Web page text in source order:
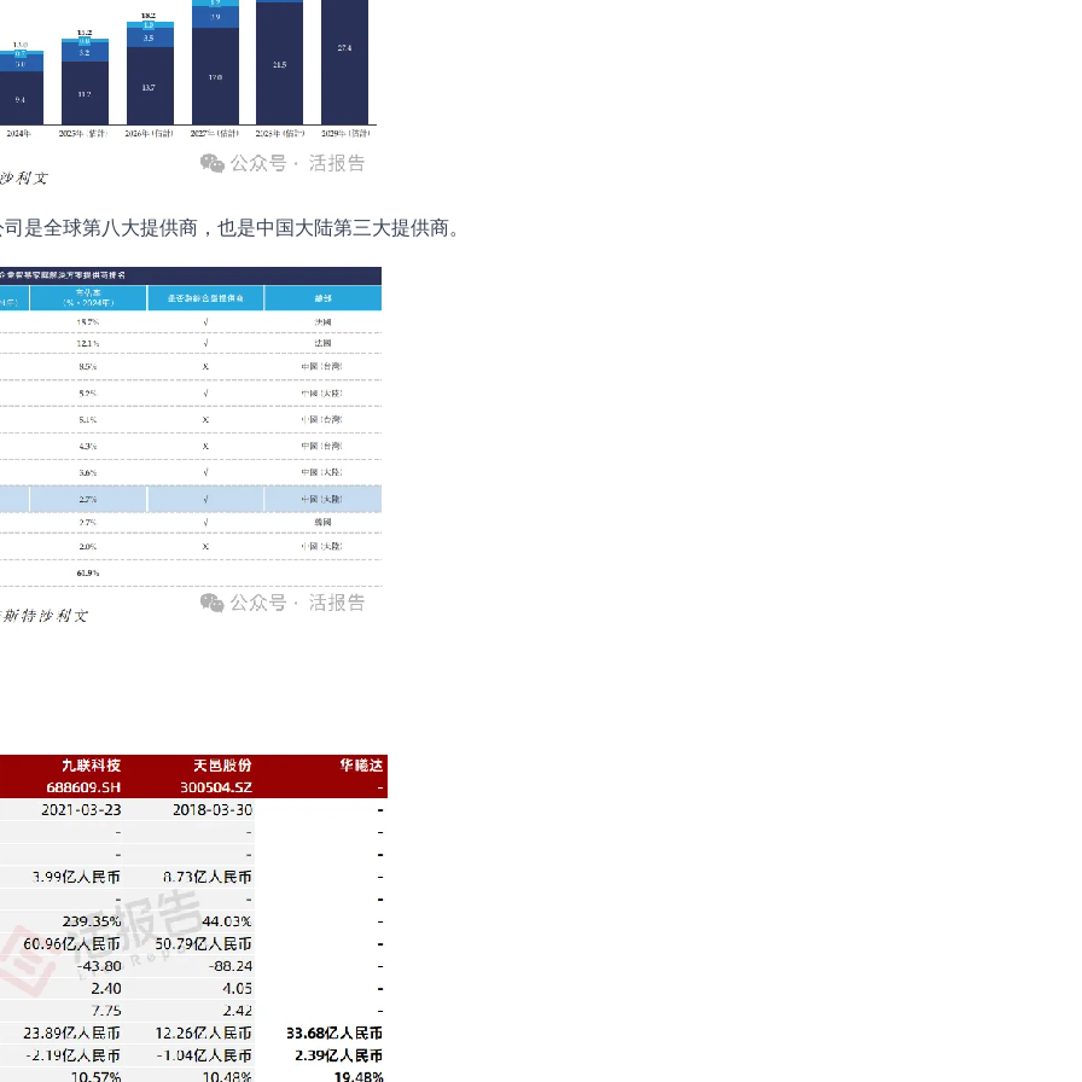
是全球第八大提供商，也是中国大陆第三大提供商。